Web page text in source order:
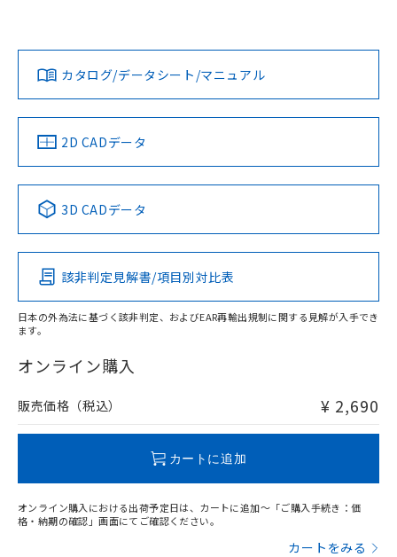
ダウンロードデータをご利用いただく前に、以下を必ずお読
みください。
ソフトウェアの使用条件
対応済み
中国 RoHS 注意事項・凡例
Pb Hg Cd Cr(VI)
O
在庫等で未対応品が混在する可能性があります。
問い合わせください。
LR型式承認
（イギリス
船舶規格）
DNV型式承認
（ノルウェー
BV型式承認
（フランス
KR型式
（韓国
No No No No
この製品の規格認証/適合状況ページへ
その他の認証はこちらのページからご検索ください
カタログ/データシート/マニュアル
2D CADデータ
3D CADデータ
該非判定見解書/項目別対比表
日本の外為法に基づく該非判定、およびEAR再輸出規制に関する見解が入手でき
ます。
オンライン購入
販売価格（税込） ¥ 2,690
カートに追加
オンライン購入における出荷予定日は、カートに追加～「ご購入手続き：価
格・納期の確認」画面にてご確認ください。
カートをみる